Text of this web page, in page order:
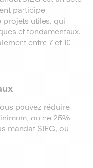
participe
projets utiles, qui
et fondamentaux.
entre 7 et 10
pouvez réduire
ou de 25%
mandat SIEG, ou